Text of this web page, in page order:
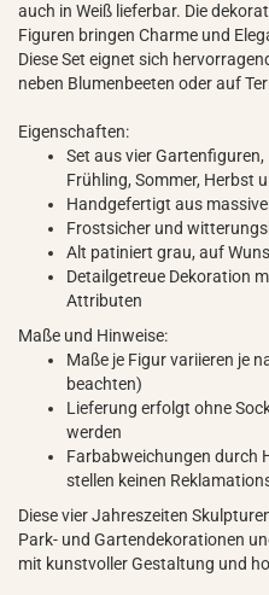
auch in Weiß lieferbar. Die
Figuren bringen Charme und
Diese Set eignet sich
neben Blumenbeeten oder auf
Eigenschaften:
Set aus vier
Frühling, Sommer, Herbst
Handgefertigt aus
Frostsicher und
Alt patiniert grau, auf
Detailgetreue Dekoration
Attributen
Maße und Hinweise:
Maße je Figur variieren je
beachten)
Lieferung erfolgt ohne
werden
Farbabweichungen durch
stellen keinen
Diese vier Jahreszeiten
Park- und Gartendekorationen
mit kunstvoller Gestaltung und